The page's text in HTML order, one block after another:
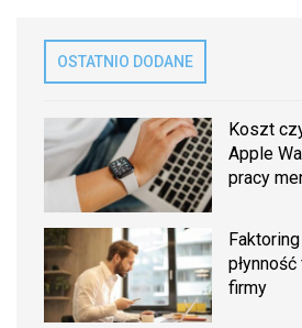
OSTATNIO DODANE
Koszt
Apple
pracy
firmy